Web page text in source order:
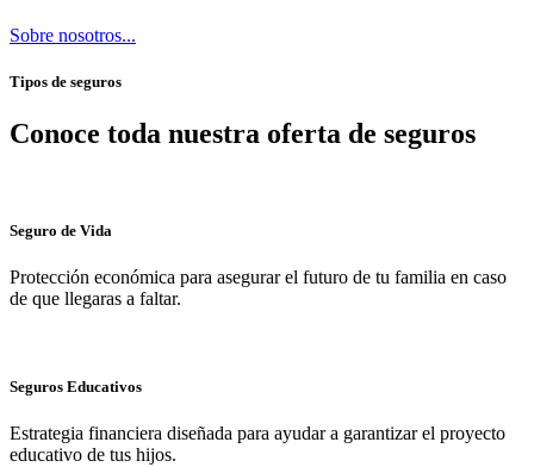
Sobre nosotros...
Tipos de seguros
Conoce toda nuestra oferta de seguros
Seguro de Vida
Protección económica para asegurar el futuro de tu familia en caso
de que llegaras a faltar.
Seguros Educativos
Estrategia financiera diseñada para ayudar a garantizar el proyecto
educativo de tus hijos.